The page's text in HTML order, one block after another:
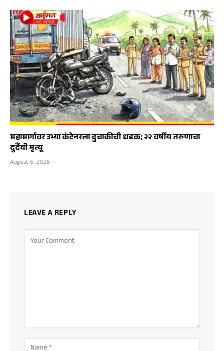
महामार्गावर उभ्या कंटेनरला दुचाकीची धडक; २२ वर्षीय तरुणाचा
दुर्दैवी मृत्यू
August 6, 2026
LEAVE A REPLY